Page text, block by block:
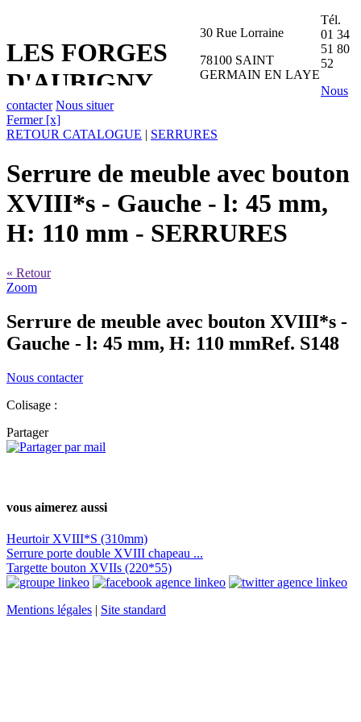
LES FORGES
D'AUBIGNY
30 Rue Lorraine
78100 SAINT
GERMAIN EN LAYE
Tél.
01 34
51 80
52
Nous
contacter Nous situer
Fermer [x]
RETOUR CATALOGUE | SERRURES
Serrure de meuble avec bouton
XVIII*s - Gauche - l: 45 mm,
H: 110 mm - SERRURES
« Retour
Zoom
Serrure de meuble avec bouton XVIII*s -
Gauche - l: 45 mm, H: 110 mmRef. S148
Nous contacter
Colisage :
Partager
vous aimerez aussi
Heurtoir XVIII*S (310mm)
Serrure porte double XVIII chapeau ...
Targette bouton XVIIs (220*55)
Mentions légales | Site standard